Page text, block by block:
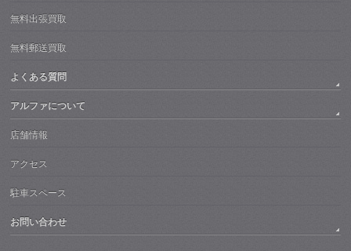
無料出張買取
無料郵送買取
よくある質問
アルファについて
店舗情報
アクセス
駐車スペース
お問い合わせ